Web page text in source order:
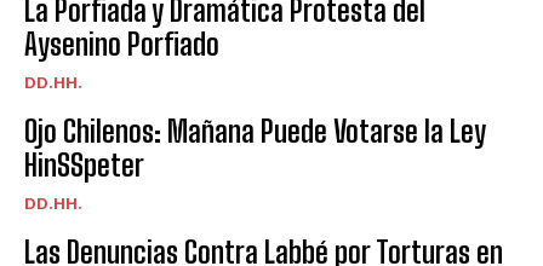
La Porfiada y Dramática Protesta del
Aysenino Porfiado
DD.HH.
Ojo Chilenos: Mañana Puede Votarse la Ley
HinSSpeter
DD.HH.
Las Denuncias Contra Labbé por Torturas en